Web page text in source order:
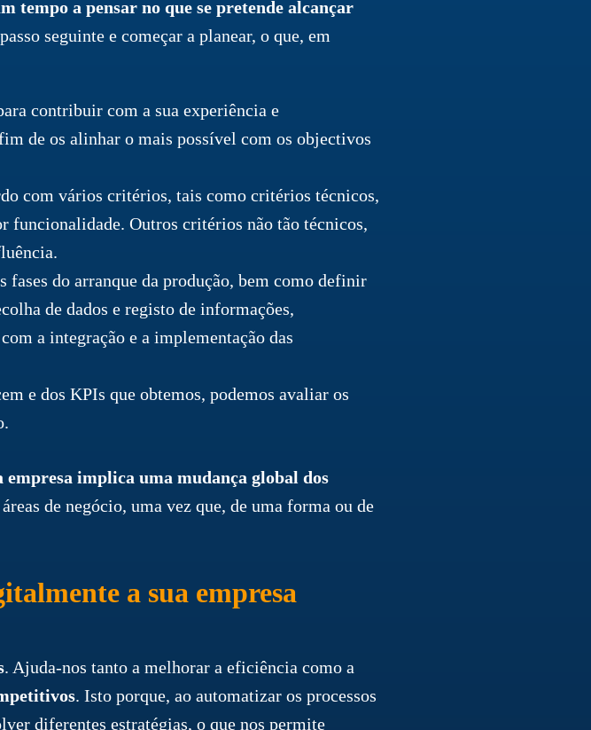
tempo a pensar no que se pretende alcançar
seguinte e começar a planear, o que, em
contribuir com a sua experiência e
de os alinhar o mais possível com os objectivos
com vários critérios, tais como critérios técnicos,
funcionalidade. Outros critérios não tão técnicos,
fases do arranque da produção, bem como definir
de dados e registo de informações,
a integração e a implementação das
e dos KPIs que obtemos, podemos avaliar os
implica uma mudança global dos
de negócio, uma vez que, de uma forma ou de
a sua empresa
. Ajuda-nos tanto a melhorar a eficiência como a
. Isto porque, ao automatizar os processos
diferentes estratégias, o que nos permite